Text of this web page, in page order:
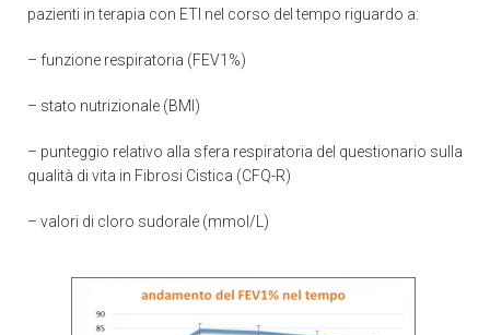
pazienti in terapia con ETI nel corso del tempo riguardo a:
– funzione respiratoria (FEV1%)
– stato nutrizionale (BMI)
– punteggio relativo alla sfera respiratoria del questionario sulla
qualità di vita in Fibrosi Cistica (CFQ-R)
– valori di cloro sudorale (mmol/L)